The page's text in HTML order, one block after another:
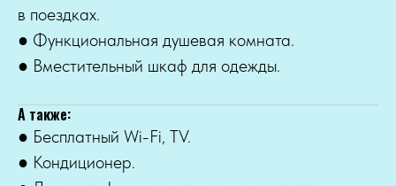
в поездках.
● Функциональная душевая комната.
● Вместительный шкаф для одежды.
А также:
● Бесплатный Wi-Fi, TV.
● Кондиционер.